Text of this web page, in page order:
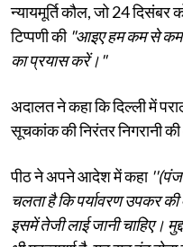
न्यायमूर्ति कौल, जो 24 दिसंबर
टिप्पणी की "आइए हम कम से कम
का प्रयास करें।"
अदालत ने कहा कि दिल्ली में
सूचकांक की निरंतर निगरानी
पीठ ने अपने आदेश में कहा
चलता है कि पर्यावरण उपकर
इसमें तेजी लाई जानी चाहिए।